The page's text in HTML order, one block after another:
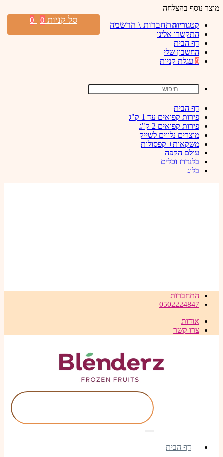
מוצר נוסף בהצלחה
קטגוריות
התקשרו אלינו
דף הבית
החשבון שלי
0 עגלת קניות
דף הבית
פירות קפואים עד 1 ק"ג
פירות קפואים 2 ק"ג
מוצרים נלווים לשייק
משקאות+ קפסולות
עולם הקפה
בלנדרז וכלים
בלוג
התחברות
0502224847
אודות
צרו קשר
התחברות \ הרשמה סל קניות 0
0
דף הבית